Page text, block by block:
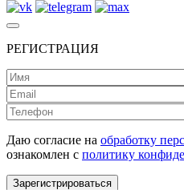
РЕГИСТРАЦИЯ
Даю согласие на обработку
ознакомлен с политику
Зарегистрироваться